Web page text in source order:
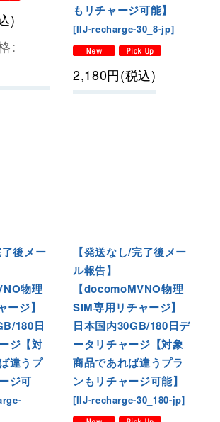
)
:
もリチャージ可能】
[IIJ-recharge-30_8-jp]
2,180円(税込)
了後メー
物理
ージ】
180日
ジ【対
違うプ
ジ可
【発送なし/完了後メー
ル報告】
【docomoMVNO物理
SIM専用リチャージ】
日本国内30GB/180日デ
ータリチャージ【対象
商品であれば違うプラ
ンもリチャージ可能】
[IIJ-recharge-30_180-jp]